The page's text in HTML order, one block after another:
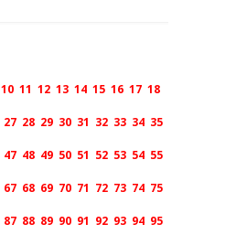
10 11 12 13 14 15 16 17 18
27 28 29 30 31 32 33 34 35
47 48 49 50 51 52 53 54 55
67 68 69 70 71 72 73 74 75
87 88 89 90 91 92 93 94 95